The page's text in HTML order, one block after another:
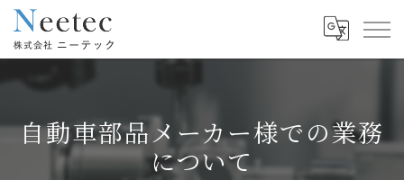
自動車部品メーカー様での業務
について